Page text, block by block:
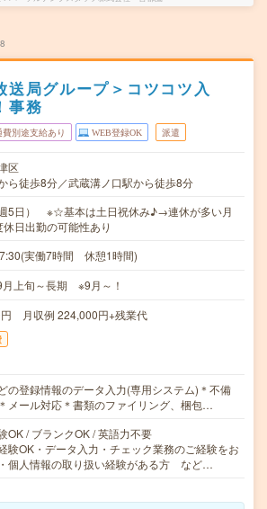
送局グループ＞コツコツ入
事務
費別途支給あり WEB登録OK 派遣
区
ら徒歩8分／武蔵溝ノ口駅から徒歩8分
5日） ※☆基本は土日祝休み♪→連休が多い月
日出勤の可能性あり
実働7時間 休憩1時間)
上旬～長期 ※9月～！
月収例 224,000円+残業代
の登録情報のデータ入力(専用システム)＊不備
メール対応＊書類のファイリング、梱包…
OK / ブランクOK / 英語力不要
験OK・データ入力・チェック業務のご経験をお
個人情報の取り扱い経験がある方 など…